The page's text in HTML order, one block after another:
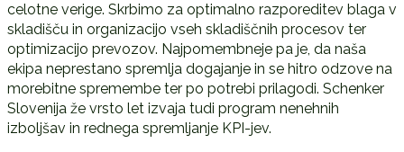
celotne verige. Skrbimo za optimalno razporeditev blaga v
skladišču in organizacijo vseh skladiščnih procesov ter
optimizacijo prevozov. Najpomembneje pa je, da naša
ekipa neprestano spremlja dogajanje in se hitro odzove na
morebitne spremembe ter po potrebi prilagodi. Schenker
Slovenija že vrsto let izvaja tudi program nenehnih
izboljšav in rednega spremljanje KPI-jev.